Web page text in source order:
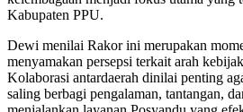
Kabupaten PPU.
Dewi menilai Rakor ini merupakan
menyamakan persepsi terkait arah
Kolaborasi antardaerah dinilai penting
saling berbagi pengalaman, tantangan,